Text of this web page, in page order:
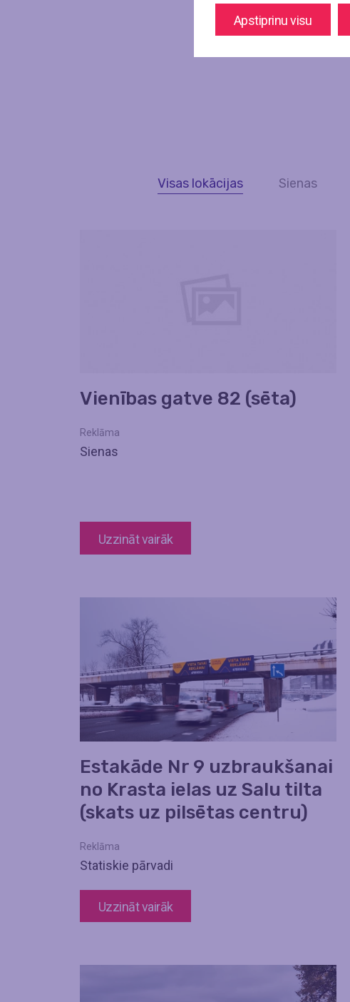
Visas lokācijas Sienas
Vienības gatve 82 (sēta)
Reklāma
Sienas
Uzzināt vairāk
Estakāde Nr 9 uzbraukšanai
no Krasta ielas uz Salu tilta
(skats uz pilsētas centru)
Reklāma
Statiskie pārvadi
Uzzināt vairāk
Apstiprinu visu